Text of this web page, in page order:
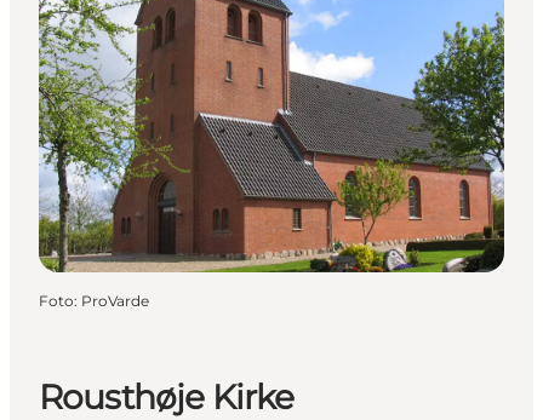
Oplevelser
Vores Byer
Mad & Overnatning
Køb billet
Planlæg din ferie
Rousthøje Kirke
Foto: ProVarde